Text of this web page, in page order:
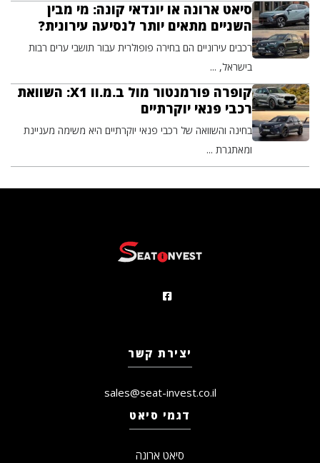
סיאט ארונה או יונדאי קונה: מי מבין
השניים מתאים יותר לנסיעה עירונית?
רכבים עירוניים הם בחירה פופולרית עבור תושבי ערים רבות
בישראל, ...
קופרה פורמנטור מול ב.מ.וו X1: השוואת
רכבי פנאי יוקרתיים
בחינה והשוואה של רכבי פנאי יוקרתיים היא משימה מעניינת
ומאתגרת ...
יצירת קשר
sales@seat-invest.co.il
דגמי סיאט
סיאט ארונה